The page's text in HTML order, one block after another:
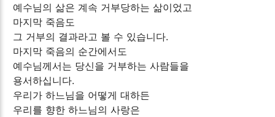
예수님의 삶은 계속 거부당하는 삶이었고
마지막 죽음도
그 거부의 결과라고 볼 수 있습니다.
마지막 죽음의 순간에서도
예수님께서는 당신을 거부하는 사람들을
용서하십니다.
우리가 하느님을 어떻게 대하든
우리를 향한 하느님의 사랑은